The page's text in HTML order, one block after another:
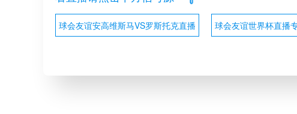
球会友谊安高维斯马VS罗斯托克直播 球会友谊世界杯直播